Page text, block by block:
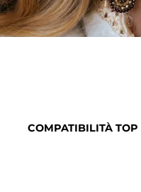
COMPATIBILITÀ TOP